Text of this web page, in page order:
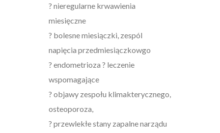
? nieregularne krwawienia
miesięczne
? bolesne miesiączki, zespól
napięcia przedmiesiączkowgo
? endometrioza ? leczenie
wspomagające
? objawy zespołu klimakterycznego,
osteoporoza,
? przewlekłe stany zapalne narządu